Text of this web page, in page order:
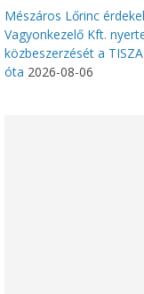
Mészáros Lőrinc
Vagyonkezelő Kft.
közbeszerzését a
óta 2026-08-06